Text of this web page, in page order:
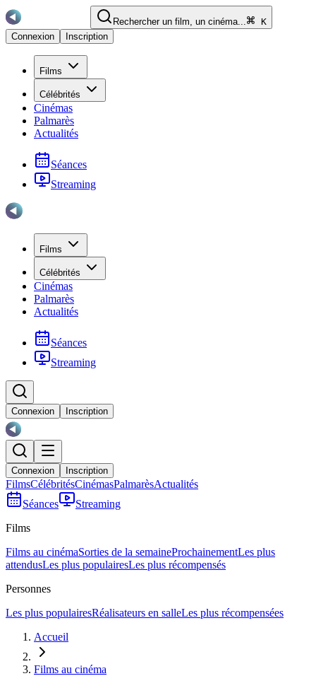
Rechercher un film, un cinéma...
K
Connexion
Inscription
Films
Célébrités
Cinémas
Palmarès
Actualités
Séances
Streaming
Films
Célébrités
Cinémas
Palmarès
Actualités
Séances
Streaming
Connexion Inscription
Connexion Inscription
FilmsCélébritésCinémasPalmarèsActualités
Séances
Streaming
Films
Films au cinémaSorties de la semaineProchainementLes plus
attendusLes plus populairesLes plus récompensés
Personnes
Les plus populairesRéalisateurs en salleLes plus récompensées
Accueil
Films au cinéma